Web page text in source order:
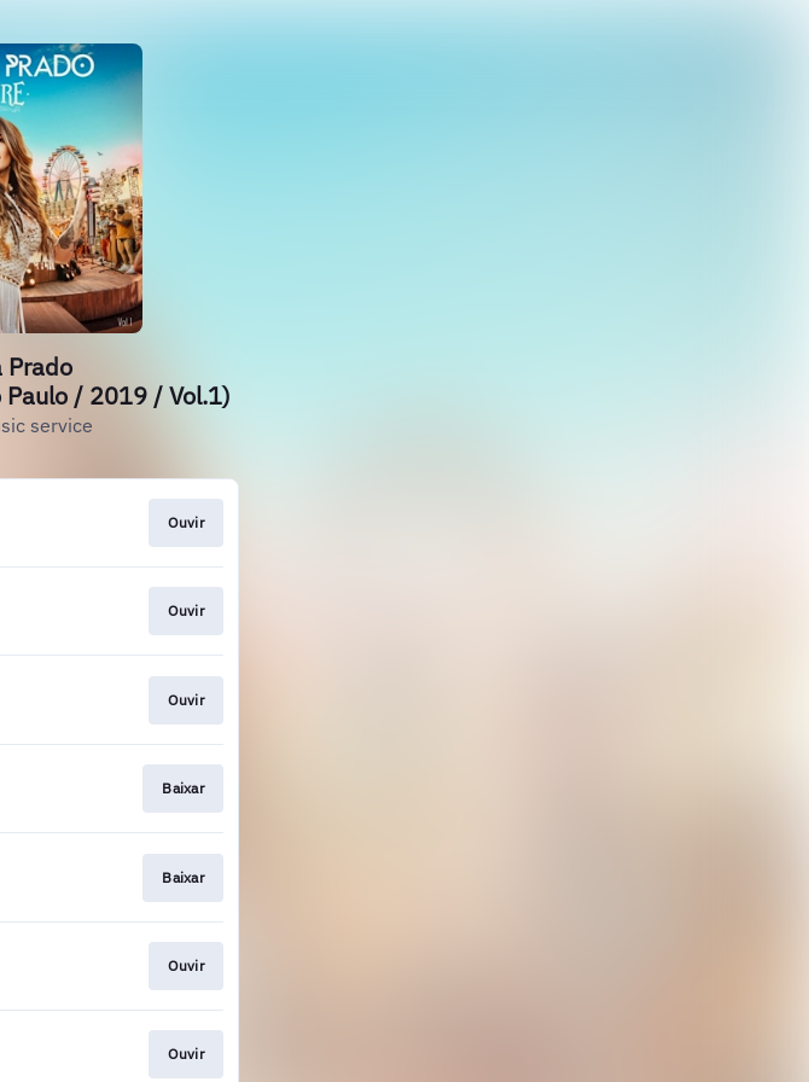
Prado
Paulo / 2019 / Vol.1)
service
Ouvir
Ouvir
Ouvir
Baixar
Baixar
Ouvir
Ouvir